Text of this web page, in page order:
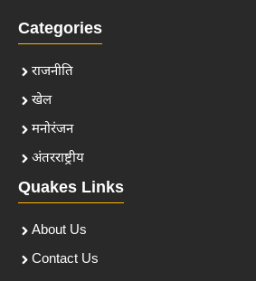
Categories
राजनीति
खेल
मनोरंजन
अंतरराष्ट्रीय
Quakes Links
About Us
Contact Us